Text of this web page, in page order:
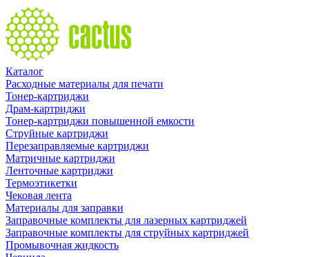
Каталог
Расходные материалы для печати
Тонер-картриджи
Драм-картриджи
Тонер-картриджи повышенной емкости
Струйные картриджи
Перезаправляемые картриджи
Матричные картриджи
Ленточные картриджи
Термоэтикетки
Чековая лента
Материалы для заправки
Заправочные комплекты для лазерных картриджей
Заправочные комплекты для струйных картриджей
Промывочная жидкость